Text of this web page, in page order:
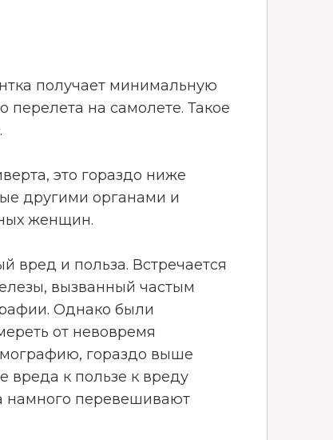
получает минимальную
перелета на самолете. Такое
это гораздо ниже
другими органами и
женщин.
вред и польза. Встречается
вызванный частым
Однако были
от невовремя
гораздо выше
вреда к пользе к вреду
намного перевешивают